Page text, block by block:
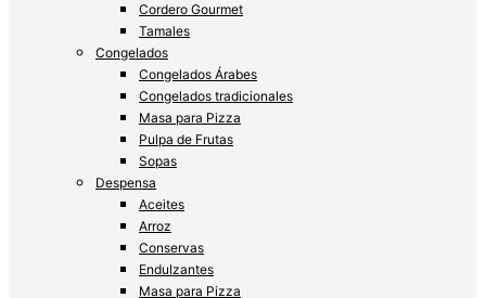
Cordero Gourmet
Tamales
Congelados
Congelados Árabes
Congelados tradicionales
Masa para Pizza
Pulpa de Frutas
Sopas
Despensa
Aceites
Arroz
Conservas
Endulzantes
Masa para Pizza